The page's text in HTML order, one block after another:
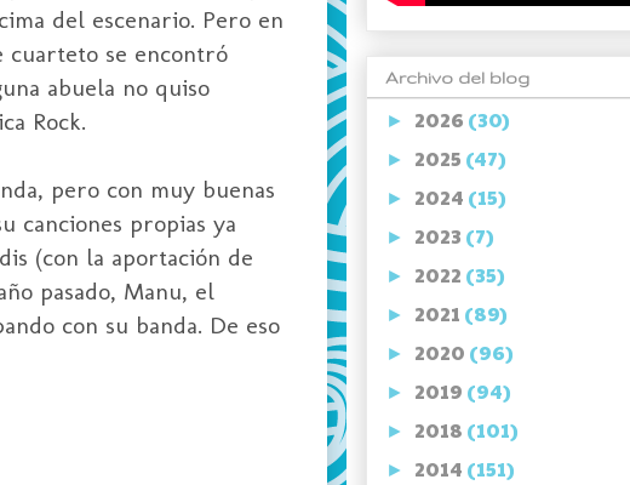
del escenario. Pero en
cuarteto se encontró
abuela no quiso
Rock.
pero con muy buenas
canciones propias ya
(con la aportación de
pasado, Manu, el
con su banda. De eso
Archivo del blog
► 2026 (30)
► 2025 (47)
► 2024 (15)
► 2023 (7)
► 2022 (35)
► 2021 (89)
► 2020 (96)
► 2019 (94)
► 2018 (101)
► 2014 (151)